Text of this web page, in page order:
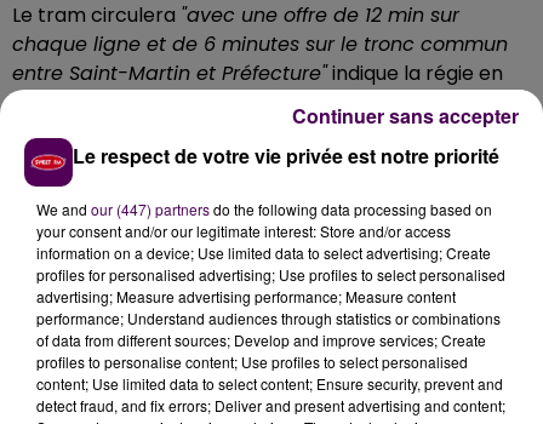
Le tram circulera "avec une offre de 12 min sur
chaque ligne et de 6 minutes sur le tronc commun
entre Saint-Martin et Préfecture"indique la régie en
précisant que
"l’offre samedi été sera mise en place
sur les lignes de bus"
"les lignes 3 et 4 ne
circuleront plus après 20h30". La SETRAM reste
joignable par téléphone au 02 43 24 76 76.
Le respect de votre vie privée est notre priorité
We and our (447) partnersdo the following data processing based on
your consent and/or our legitimate interest: Store and/or access
information on a device; Use limited data to select advertising; Create
profiles for personalised advertising; Use profiles to select personalised
advertising; Measure advertising performance; Measure content
performance; Understand audiences through statistics or combinations
of data from different sources; Develop and improve services; Create
profiles to personalise content; Use profiles to select personalised
content; Use limited data to select content; Ensure security, prevent and
detect fraud, and fix errors; Deliver and present advertising and content;
Continuer sans accepter